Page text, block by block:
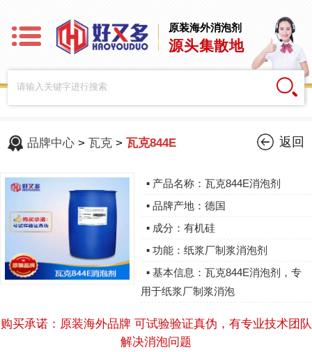
原装海外消泡剂
源头集散地
品牌中心 >瓦克 >瓦克844E 返回
▪ 产品名称：瓦克844E消泡剂
▪ 品牌产地：德国
▪ 成分：有机硅
▪ 功能：纸浆厂制浆消泡剂
▪ 基本信息：瓦克844E消泡剂，专
用于纸浆厂制浆消泡
购买承诺：原装海外品牌 可试验验证真伪，有专业技术团队
解决消泡问题